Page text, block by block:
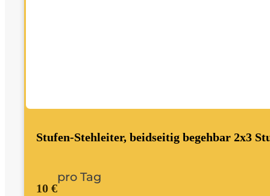
Stufen-Stehleiter, beidseitig begehbar 2x3
10 €
pro Tag